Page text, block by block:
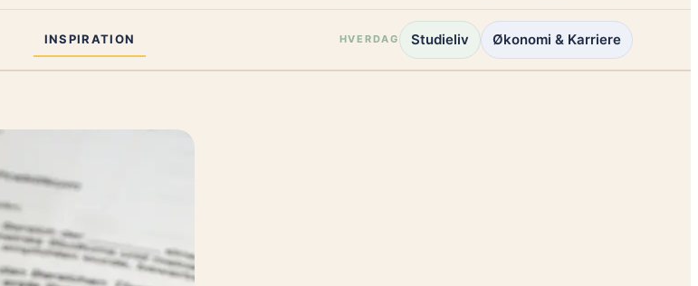
INSPIRATION HVERDAG Studieliv Økonomi & Karriere